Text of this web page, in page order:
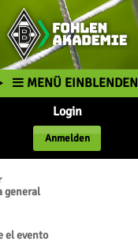
MENÜ EINBLENDEN
Login
Anmelden
general
el evento